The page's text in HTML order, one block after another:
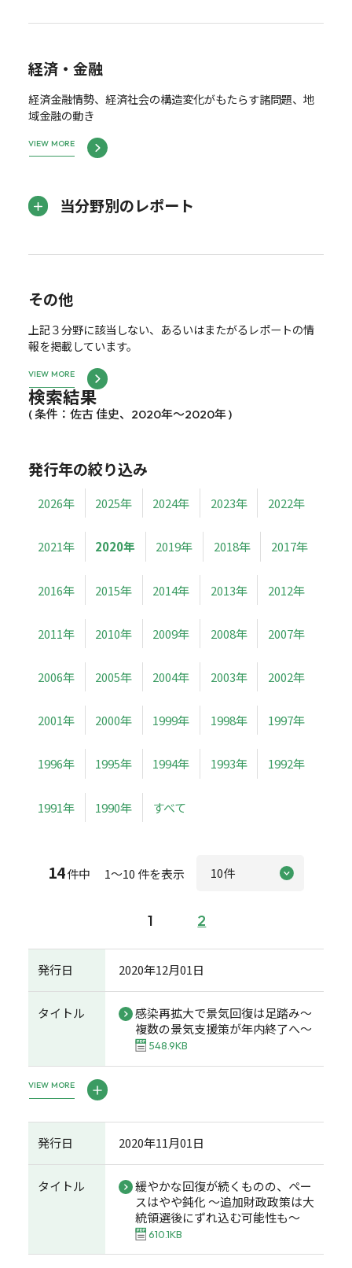
経済・金融
経済金融情勢、経済社会の構造変化がもたらす諸問題、地
域金融の動き
VIEW MORE
当分野別のレポート
その他
上記３分野に該当しない、あるいはまたがるレポートの情
報を掲載しています。
VIEW MORE
検索結果
( 条件：佐古 佳史、2020年～2020年 )
発行年の絞り込み
2026年 2025年 2024年 2023年 2022年
2021年 2020年 2019年 2018年 2017年
2016年 2015年 2014年 2013年 2012年
2011年 2010年 2009年 2008年 2007年
2006年 2005年 2004年 2003年 2002年
2001年 2000年 1999年 1998年 1997年
1996年 1995年 1994年 1993年 1992年
1991年 1990年 すべて
14件中 1～10 件を表示
1 2
発行日 2020年12月01日
タイトル
感染再拡大で景気回復は足踏み～
複数の景気支援策が年内終了へ～
548.9KB
VIEW MORE
発行日 2020年11月01日
タイトル
緩やかな回復が続くものの、ペー
スはやや鈍化 ～追加財政政策は大
統領選後にずれ込む可能性も～
610.1KB